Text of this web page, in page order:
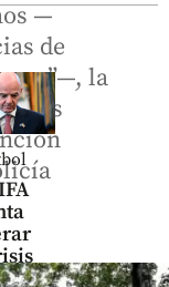
—
de
la